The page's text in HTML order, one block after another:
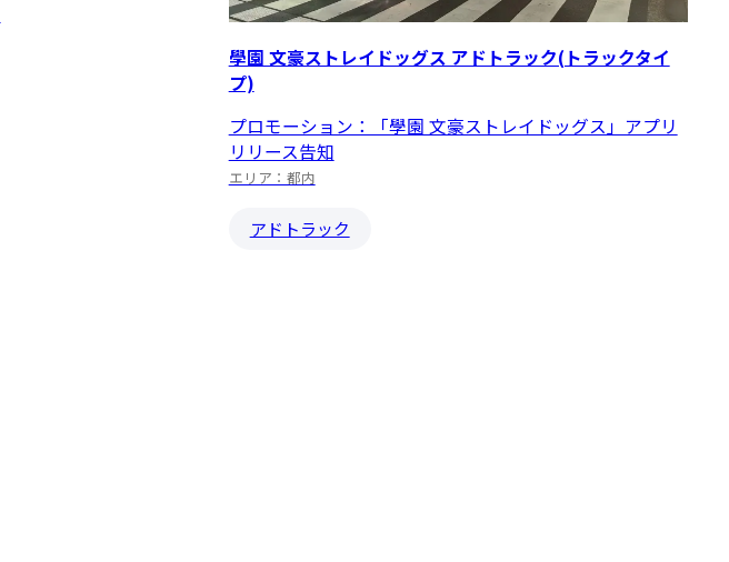
學園 文豪ストレイドッグス アドトラック(トラックタイ
プ)
プロモーション：「學園 文豪ストレイドッグス」アプリ
リリース告知
エリア：都内
アドトラック